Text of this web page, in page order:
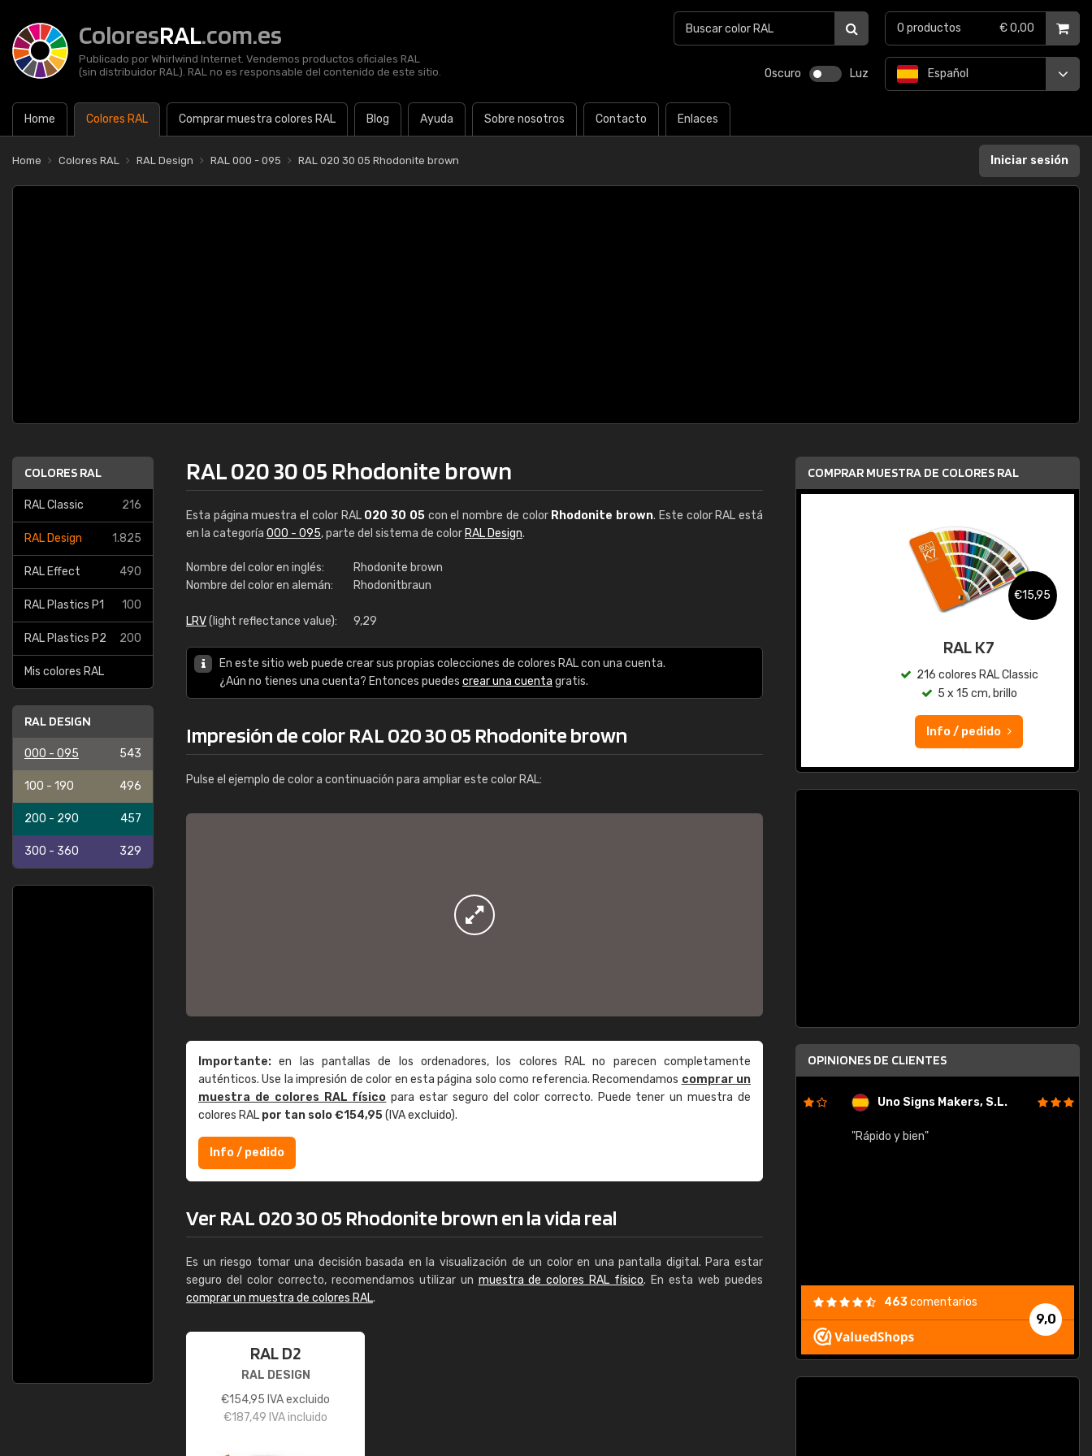
ColoresRAL.com.es
Publicado por Whirlwind Internet. Vendemos productos oficiales RAL
(sin distribuidor RAL). RAL no es responsable del contenido de este sitio.
Oscuro Luz
Home Colores RAL Comprar muestra colores RAL Blog Ayuda Sobre nosotros Contacto Enlaces
Español
0 productos € 0,00
Home Colores RAL RAL Design RAL 000 - 095 RAL 020 30 05 Rhodonite brown Iniciar sesión
COLORES RAL
RAL Classic 216
RAL Design 1.825
RAL Effect 490
RAL Plastics P1 100
RAL Plastics P2 200
Mis colores RAL
RAL DESIGN
000 - 095 543
100 - 190 496
200 - 290 457
300 - 360 329
RAL 020 30 05 Rhodonite brown
Esta página muestra el color RAL 020 30 05con el nombre de color Rhodonite brown. Este color RAL está
en la categoría 000 - 095, parte del sistema de color RAL Design.
Nombre del color en inglés:
Rhodonite brown
Nombre del color en alemán:
Rhodonitbraun
LRV(light reflectance value): 9,29
En este sitio web puede crear sus propias colecciones de colores RAL con una cuenta.
¿Aún no tienes una cuenta? Entonces puedes crear una cuenta gratis.
Impresión de color RAL 020 30 05 Rhodonite brown
Pulse el ejemplo de color a continuación para ampliar este color RAL:
Importante: en las pantallas de los ordenadores, los colores RAL no parecen completamente
auténticos. Use la impresión de color en esta página solo como referencia. Recomendamos comprar un
muestra de colores RAL físico para estar seguro del color correcto. Puede tener un muestra de
colores RAL por tan solo €154,95(IVA excluido).
Info / pedido
Ver RAL 020 30 05 Rhodonite brown en la vida real
Es un riesgo tomar una decisión basada en la visualización de un color en una pantalla digital. Para estar
seguro del color correcto, recomendamos utilizar un muestra de colores RAL físico. En esta web puedes
comprar un muestra de colores RAL.
RAL D2
RAL DESIGN
€154,95 IVA excluido
€187,49 IVA incluido
COMPRAR MUESTRA DE COLORES RAL
RAL K7 a base de agua
Info / pedido
€15,95
RAL K7
216 colores RAL Classic
5 x 15 cm, brillo
Info / pedido
OPINIONES DE CLIENTES
Enrique Uno Signs Makers, S.L.
"Rápido y bien"
9,0
463comentarios